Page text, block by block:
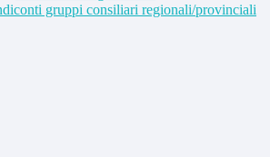
gruppi consiliari regionali/provinciali